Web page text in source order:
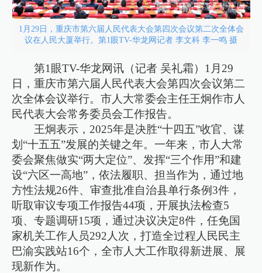
1月29日，重庆市第六届人民代表大会第四次会议第二次全体会
议在人民大厦举行。第1眼TV-华龙网记者 李文科 李一鸣 摄
第1眼TV-华龙网讯（记者 吴礼霜）1月29
日，重庆市第六届人民代表大会第四次会议第二
次全体会议举行。市人大常委会主任王炯作市人
民代表大会常务委员会工作报告。
王炯表示，2025年是决胜“十四五”收官、谋
划“十五五”发展的关键之年。一年来，市人大常
委会聚焦做实“两大定位”、发挥“三个作用”和建
设“六区一高地”，依法履职、担当作为，通过地
方性法规26件、审查批准自治县单行条例3件，
听取审议专项工作报告44项，开展执法检查5
项、专题调研15项，通过决议决定8件，任免国
家机关工作人员292人次，打造全过程人民民主
巴渝实践站16个，全市人大工作取得新进展、展
现新作为。